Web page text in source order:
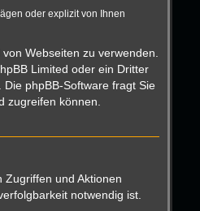
oder explizit von Ihnen
Webseiten zu verwenden.
Limited oder ein Dritter
phpBB-Software fragt Sie
zugreifen können.
und Aktionen
notwendig ist.